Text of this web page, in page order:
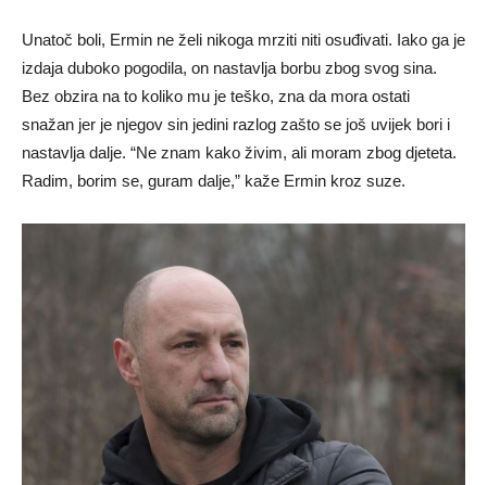
Unatoč boli, Ermin ne želi nikoga mrziti niti osuđivati. Iako ga je
izdaja duboko pogodila, on nastavlja borbu zbog svog sina.
Bez obzira na to koliko mu je teško, zna da mora ostati
snažan jer je njegov sin jedini razlog zašto se još uvijek bori i
nastavlja dalje. “Ne znam kako živim, ali moram zbog djeteta.
Radim, borim se, guram dalje,” kaže Ermin kroz suze.